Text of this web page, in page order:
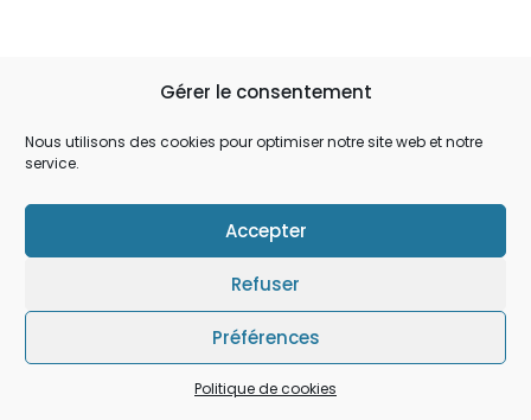
Gérer le consentement
Nous utilisons des cookies pour optimiser notre site web et notre
service.
Accepter
Refuser
Préférences
Politique de cookies
contact@flauw.fr
47 Rue du Mortier, 59181 Steenwerck
Copyright FLAUW